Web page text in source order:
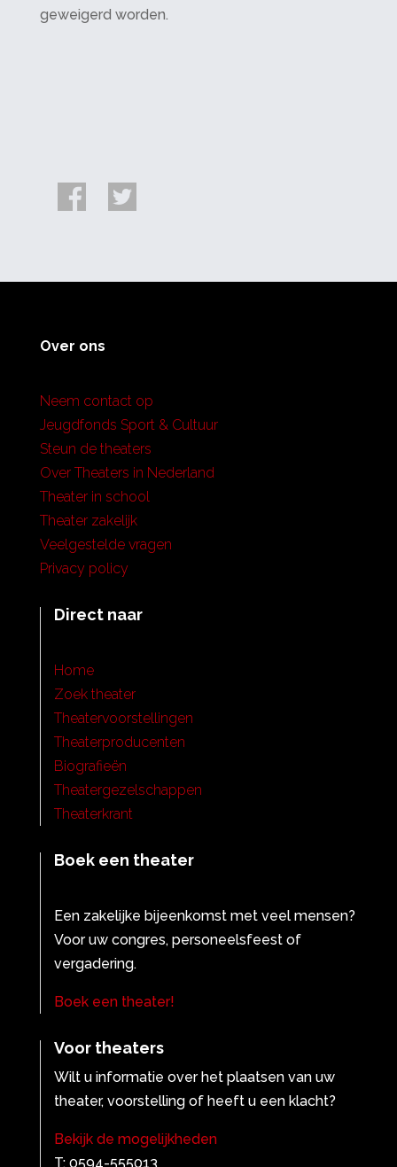
geweigerd worden.
Over ons
Neem contact op
Jeugdfonds Sport & Cultuur
Steun de theaters
Over Theaters in Nederland
Theater in school
Theater zakelijk
Veelgestelde vragen
Privacy policy
Direct naar
Home
Zoek theater
Theatervoorstellingen
Theaterproducenten
Biografieën
Theatergezelschappen
Theaterkrant
Boek een theater
Een zakelijke bijeenkomst met veel mensen?
Voor uw congres, personeelsfeest of
vergadering.
Boek een theater!
Voor theaters
Wilt u informatie over het plaatsen van uw
theater, voorstelling of heeft u een klacht?
Bekijk de mogelijkheden
T: 0594-555013